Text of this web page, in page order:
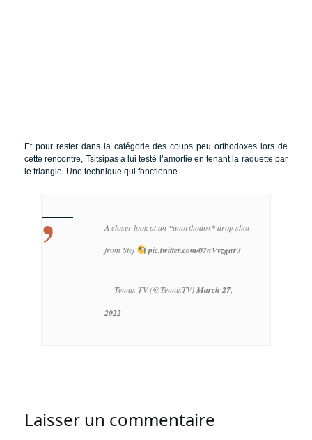
Et pour rester dans la catégorie des coups peu orthodoxes lors de
cette rencontre, Tsitsipas a lui testé l’amortie en tenant la raquette par
le triangle. Une technique qui fonctionne.
A closer look at an *unorthodox* drop shot
from Stef
pic.twitter.com/07nVvzgur3
— Tennis TV (@TennisTV)March 27,
2022
Laisser un commentaire